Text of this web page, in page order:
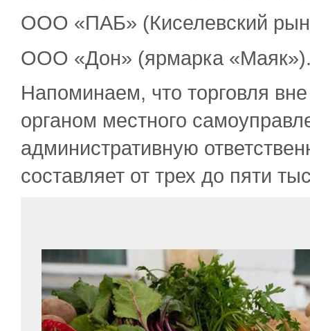
ООО «ПАБ» (Киселевский
ООО «Дон» (ярмарка
Напоминаем, что торговля
органом местного
административную
составляет от трех до пяти